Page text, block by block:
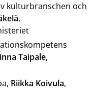
kulturbranschen och
,
Taipale,
Riikka Koivula,